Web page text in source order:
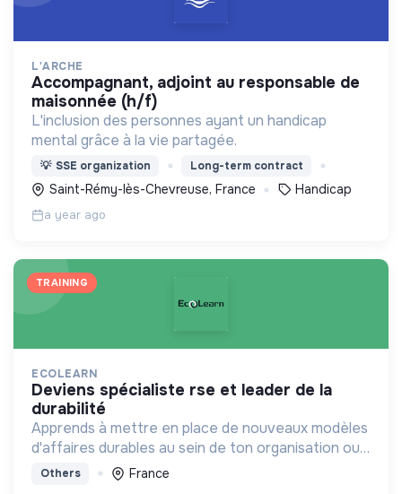
L'ARCHE
accompagnant, adjoint au responsable de
maisonnée (h/f)
L'inclusion des personnes ayant un handicap
mental grâce à la vie partagée.
💡 SSE organization Long-term contract
Saint-Rémy-lès-Chevreuse, France Handicap
a year ago
TRAINING
ECOLEARN
deviens spécialiste rse et leader de la
durabilité
Apprends à mettre en place de nouveaux modèles
d'affaires durables au sein de ton organisation ou
chez un client
Others France